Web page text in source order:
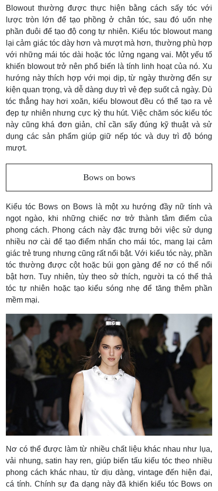
Blowout thường được thực hiện bằng cách sấy tóc với
lược tròn lớn để tạo phồng ở chân tóc, sau đó uốn nhẹ
phần đuôi để tạo độ cong tự nhiên. Kiểu tóc blowout mang
lại cảm giác tóc dày hơn và mượt mà hơn, thường phù hợp
với những mái tóc dài hoặc tóc lửng ngang vai. Một yếu tố
khiến blowout trở nên phổ biến là tính linh hoạt của nó. Xu
hướng này thích hợp với mọi dịp, từ ngày thường đến sự
kiện quan trọng, và dễ dàng duy trì vẻ đẹp suốt cả ngày. Dù
tóc thẳng hay hơi xoăn, kiểu blowout đều có thể tạo ra vẻ
đẹp tự nhiên nhưng cực kỳ thu hút. Việc chăm sóc kiểu tóc
này cũng khá đơn giản, chỉ cần sấy đúng kỹ thuật và sử
dụng các sản phẩm giúp giữ nếp tóc và duy trì độ bóng
mượt.
Bows on bows
Kiểu tóc Bows on Bows là một xu hướng đầy nữ tính và
ngọt ngào, khi những chiếc nơ trở thành tâm điểm của
phong cách. Phong cách này đặc trưng bởi việc sử dụng
nhiều nơ cài để tạo điểm nhấn cho mái tóc, mang lại cảm
giác trẻ trung nhưng cũng rất nổi bật. Với kiểu tóc này, phần
tóc thường được cột hoặc búi gọn gàng để nơ có thể nổi
bật hơn. Tuy nhiên, tùy theo sở thích, người ta có thể thả
tóc tự nhiên hoặc tạo kiểu sóng nhẹ để tăng thêm phần
mềm mại.
Nơ có thể được làm từ nhiều chất liệu khác nhau như lụa,
vải nhung, satin hay ren, giúp biến tấu kiểu tóc theo nhiều
phong cách khác nhau, từ dịu dàng, vintage đến hiện đại,
cá tính. Chính sự đa dạng này đã khiến kiểu tóc Bows on